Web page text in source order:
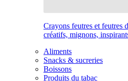
Crayons feutres et feutres
créatifs, mignons,
Aliments
Snacks & sucreries
Boissons
Produits du tabac